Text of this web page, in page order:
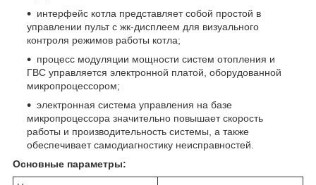
интерфейс котла представляет собой простой в
управлении пульт с жк-дисплеем для визуального
контроля режимов работы котла;
процесс модуляции мощности систем отопления и
ГВС управляется электронной платой, оборудованной
микропроцессором;
электронная система управления на базе
микропроцессора значительно повышает скорость
работы и производительность системы, а также
обеспечивает самодиагностику неисправностей.
Основные параметры: